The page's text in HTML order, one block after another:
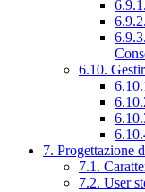
6.10.
7. Progettazione
7.1.
7.2. User